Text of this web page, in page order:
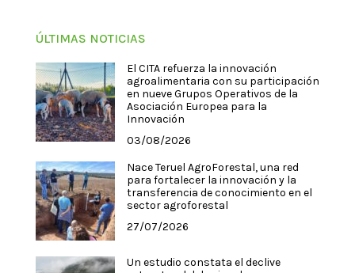
ÚLTIMAS NOTICIAS
El CITA refuerza la innovación
agroalimentaria con su participación
en nueve Grupos Operativos de la
Asociación Europea para la
Innovación
03/08/2026
Nace Teruel AgroForestal, una red
para fortalecer la innovación y la
transferencia de conocimiento en el
sector agroforestal
27/07/2026
Un estudio constata el declive